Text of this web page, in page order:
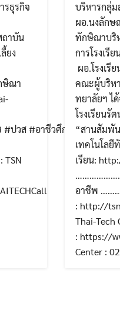
รธุรกิจ
ถาบัน
ยง
ษิณา
วส #อาชีวศึกษา #สาย
บริหารกลุ่ม
ผอ.นงลักษ
ทักษิณาบริ
การโรงเ
ผอ.โรงเรี
คณะผู้บริห
ทยาลัยฯ ไ
โรงเรียนรั
“สานสัมพั
เทคโนโล
เรียน:
อาชีพ
: http://
Thai-Tech
: https://
Center :